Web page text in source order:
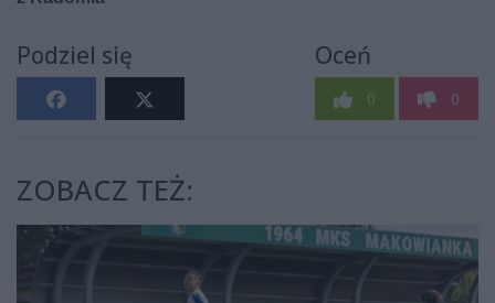
Podziel się Oceń
0 0
ZOBACZ TEŻ: